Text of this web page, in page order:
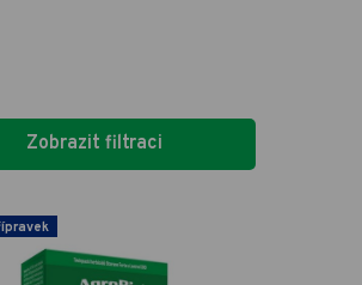
Zobrazit filtraci